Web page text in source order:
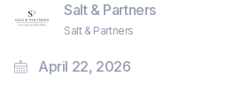
Salt & Partners
Salt & Partners
April 22, 2026